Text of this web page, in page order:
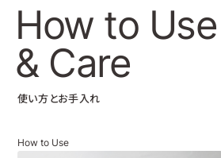
How to Use
& Care
使い方とお手入れ
How to Use